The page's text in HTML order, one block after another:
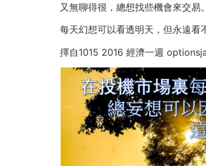
又無聊得很，總想找些機會來交易。
每天幻想可以看透明天，但永遠看
擇自1015 2016 經濟一週